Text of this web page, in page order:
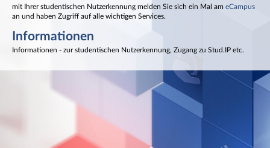
mit Ihrer studentischen Nutzerkennung melden Sie sich ein Mal am eCampus
an und haben Zugriff auf alle wichtigen Services.
Informationen
Informationen - zur studentischen Nutzerkennung, Zugang zu Stud.IP etc.